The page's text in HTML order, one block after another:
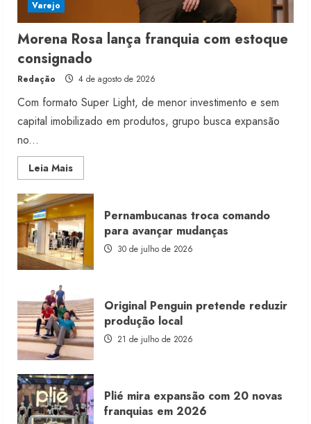
Varejo
Morena Rosa lança franquia com estoque
consignado
Redação 4 de agosto de 2026
Com formato Super Light, de menor investimento e sem
capital imobilizado em produtos, grupo busca expansão
no...
Leia MaisRead
more
Morena
Rosa
lança
franquia
com
estoque
consignado
Pernambucanas troca comando
para avançar mudanças
30 de julho de 2026
Original Penguin pretende reduzir
produção local
21 de julho de 2026
Plié mira expansão com 20 novas
franquias em 2026